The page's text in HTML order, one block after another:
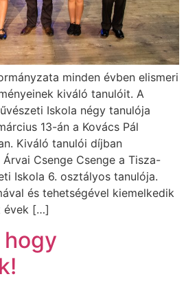
minden évben elismeri
kiváló tanulóit. A
Iskola négy tanulója
13-án a Kovács Pál
Kiváló tanulói díjban
Csenge Csenge a Tisza-
Iskola 6. osztályos tanulója.
és tehetségével kiemelkedik
évek […]
hogy